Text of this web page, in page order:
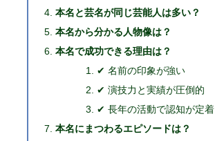
本名と芸名が同じ芸能人は多い？
本名から分かる人物像は？
本名で成功できる理由は？
✔ 名前の印象が強い
✔ 演技力と実績が圧倒的
✔ 長年の活動で認知が定着
本名にまつわるエピソードは？